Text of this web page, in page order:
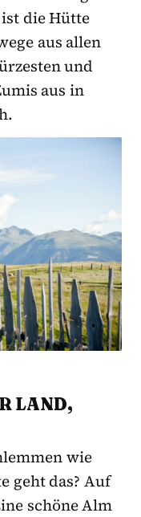
die Hütte
aus allen
und
aus in
LAND,
wie
geht das? Auf
schöne Alm